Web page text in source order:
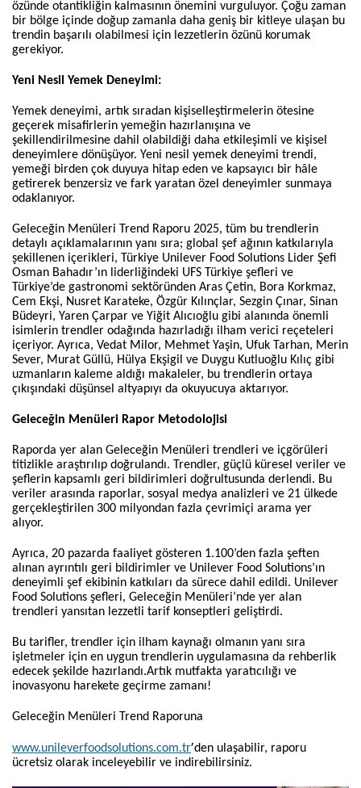
özünde otantikliğin kalmasının önemini vurguluyor. Çoğu zaman
bir bölge içinde doğup zamanla daha geniş bir kitleye ulaşan bu
trendin başarılı olabilmesi için lezzetlerin özünü korumak
gerekiyor.
Yeni Nesil Yemek Deneyimi:
Yemek deneyimi, artık sıradan kişiselleştirmelerin ötesine
geçerek misafirlerin yemeğin hazırlanışına ve
şekillendirilmesine dahil olabildiği daha etkileşimli ve kişisel
deneyimlere dönüşüyor. Yeni nesil yemek deneyimi trendi,
yemeği birden çok duyuya hitap eden ve kapsayıcı bir hâle
getirerek benzersiz ve fark yaratan özel deneyimler sunmaya
odaklanıyor.
Geleceğin Menüleri Trend Raporu 2025, tüm bu trendlerin
detaylı açıklamalarının yanı sıra; global şef ağının katkılarıyla
şekillenen içerikleri, Türkiye Unilever Food Solutions Lider Şefi
Osman Bahadır’ın liderliğindeki UFS Türkiye şefleri ve
Türkiye’de gastronomi sektöründen Aras Çetin, Bora Korkmaz,
Cem Ekşi, Nusret Karateke, Özgür Kılınçlar, Sezgin Çınar, Sinan
Büdeyri, Yaren Çarpar ve Yiğit Alıcıoğlu gibi alanında önemli
isimlerin trendler odağında hazırladığı ilham verici reçeteleri
içeriyor. Ayrıca, Vedat Milor, Mehmet Yaşin, Ufuk Tarhan, Merin
Sever, Murat Güllü, Hülya Ekşigil ve Duygu Kutluoğlu Kılıç gibi
uzmanların kaleme aldığı makaleler, bu trendlerin ortaya
çıkışındaki düşünsel altyapıyı da okuyucuya aktarıyor.
Geleceğin Menüleri Rapor Metodolojisi
Raporda yer alan Geleceğin Menüleri trendleri ve içgörüleri
titizlikle araştırılıp doğrulandı. Trendler, güçlü küresel veriler ve
şeflerin kapsamlı geri bildirimleri doğrultusunda derlendi. Bu
veriler arasında raporlar, sosyal medya analizleri ve 21 ülkede
gerçekleştirilen 300 milyondan fazla çevrimiçi arama yer
alıyor.
Ayrıca, 20 pazarda faaliyet gösteren 1.100’den fazla şeften
alınan ayrıntılı geri bildirimler ve Unilever Food Solutions’ın
deneyimli şef ekibinin katkıları da sürece dahil edildi. Unilever
Food Solutions şefleri, Geleceğin Menüleri’nde yer alan
trendleri yansıtan lezzetli tarif konseptleri geliştirdi.
Bu tarifler, trendler için ilham kaynağı olmanın yanı sıra
işletmeler için en uygun trendlerin uygulamasına da rehberlik
edecek şekilde hazırlandı.Artık mutfakta yaratıcılığı ve
inovasyonu harekete geçirme zamanı!
Geleceğin Menüleri Trend Raporuna
www.unileverfoodsolutions.com.tr’den ulaşabilir, raporu
ücretsiz olarak inceleyebilir ve indirebilirsiniz.